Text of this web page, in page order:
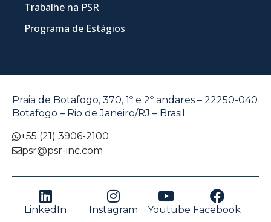
Trabalhe na PSR
Programa de Estágios
Praia de Botafogo, 370, 1º e 2º andares – 22250-040
Botafogo – Rio de Janeiro/RJ – Brasil
+55 (21) 3906-2100
psr@psr-inc.com
LinkedIn Instagram Youtube Facebook